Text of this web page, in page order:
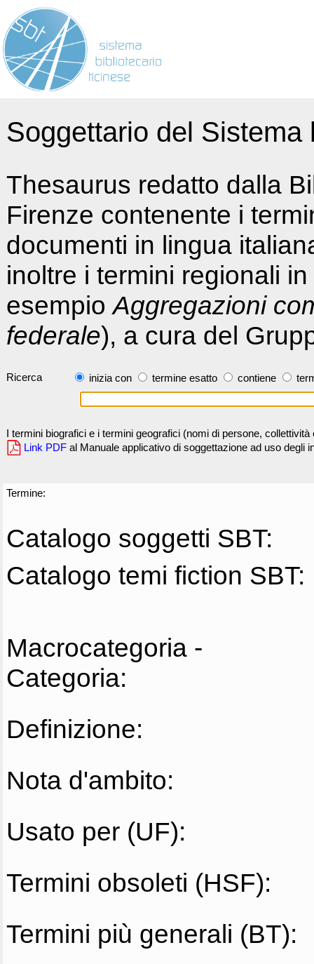
Soggettario del
Thesaurus redatto dalla
Firenze contenente i
documenti in lingua
inoltre i termini regionali
esempioAggregazioni
federale), a cura del
Ricerca inizia con termine esatto contiene
I termini biografici e i termini geografici (nomi di persone,
Link PDF al Manuale applicativo di soggettazione ad uso degli
Termine:
Catalogo soggetti SBT:
Catalogo temi fiction SBT:
Macrocategoria -
Categoria:
Definizione:
Nota d'ambito:
Usato per (UF):
Termini obsoleti (HSF):
Termini più generali (BT):